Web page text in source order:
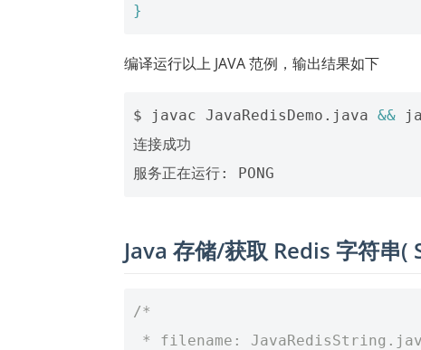
}
编译运行以上 JAVA 范例，输出结果如下
$ javac JavaRedisDemo.java &&
连接成功
Java 存储/获取 Redis 字符串(
/*
* filename: